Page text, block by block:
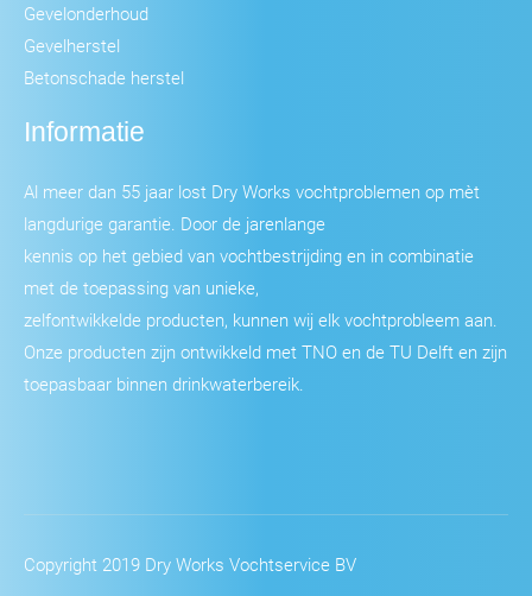
Gevelonderhoud
Gevelherstel
Betonschade herstel
Informatie
Al meer dan 55 jaar lost Dry Works vochtproblemen op mèt
langdurige garantie. Door de jarenlange
kennis op het gebied van vochtbestrijding en in combinatie
met de toepassing van unieke,
zelfontwikkelde producten, kunnen wij elk vochtprobleem aan.
Onze producten zijn ontwikkeld met TNO en de TU Delft en zijn
toepasbaar binnen drinkwaterbereik.
Copyright 2019 Dry Works Vochtservice BV